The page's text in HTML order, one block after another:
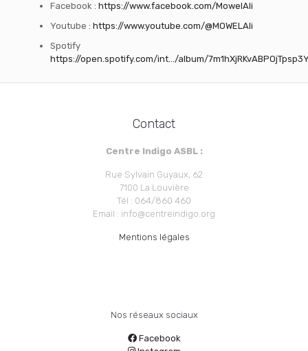
Facebook : https://www.facebook.com/MowelAli
Youtube : https://www.youtube.com/@MOWELAli
Spotify
https://open.spotify.com/int…/album/
Contact
Centre Indigo ASBL :
Rue Sylvain Guyaux, 62
7100 La Louvière
Tél : 064/860 460
Email : info@centreindigo.org
Mentions légales
Nos réseaux sociaux
Facebook